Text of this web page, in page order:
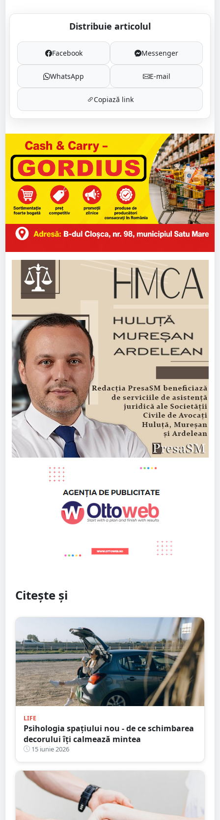
Distribuie articolul
Facebook Messenger
WhatsApp E-mail
Copiază link
Citește și
LIFE
Psihologia spațiului nou - de ce schimbarea
decorului îți calmează mintea
15 iunie 2026